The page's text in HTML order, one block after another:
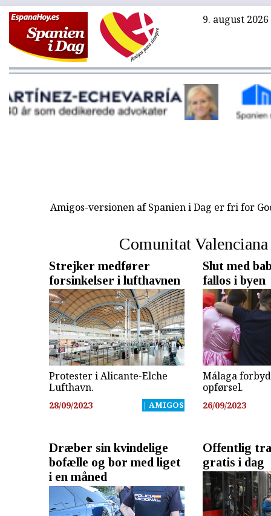
9. august 2026
Amigos-versionen af Spanien i Dag er fri for
Comunitat Valenciana
Strejker medfører
forsinkelser i lufthavnen
Protester i Alicante-Elche
Lufthavn.
28/09/2023 | AMIGOS
Slut med
fallos i byen
Málaga
opførsel.
26/09/2023
Dræber sin kvindelige
bofælle og bor med liget
i en måned
Offentlig
gratis i dag